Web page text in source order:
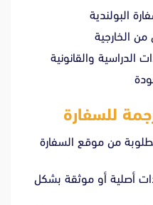
البولندية
الخارجية
الدراسية والقانونية
للسفارة
من موقع السفارة
أصلية أو موثقة بشكل